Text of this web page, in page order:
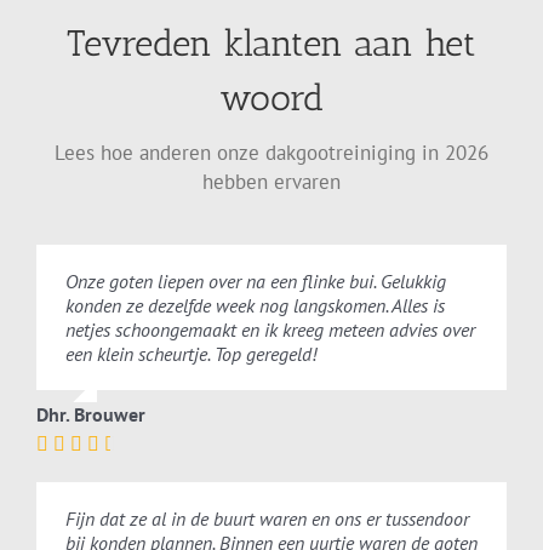
Tevreden klanten aan het
woord
Lees hoe anderen onze dakgootreiniging in 2026
hebben ervaren
Onze goten liepen over na een flinke bui. Gelukkig
konden ze dezelfde week nog langskomen. Alles is
netjes schoongemaakt en ik kreeg meteen advies over
een klein scheurtje. Top geregeld!
Dhr. Brouwer
Fijn dat ze al in de buurt waren en ons er tussendoor
bij konden plannen. Binnen een uurtje waren de goten